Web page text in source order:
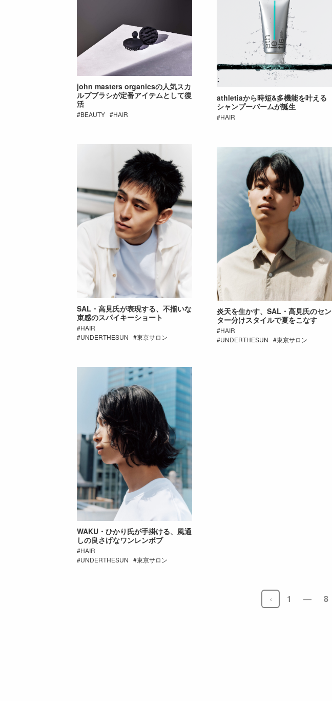
athletiaから時短&多機能を叶える
シャンプーバームが誕生
HAIR
john masters organicsの人気スカ
ルプブラシが定番アイテムとして復
活
BEAUTY HAIR
SAL・高見氏が表現する、不揃いな
束感のスパイキーショート
HAIR
UNDERTHESUN
東京サロン
炎天を生かす、SAL・高見氏のセン
ター分けスタイルで夏をこなす
HAIR
UNDERTHESUN
東京サロン
WAKU・ひかり氏が手掛ける、風通
しの良さげなワンレンボブ
HAIR
UNDERTHESUN
東京サロン
前後の投稿へのリンク 1 8